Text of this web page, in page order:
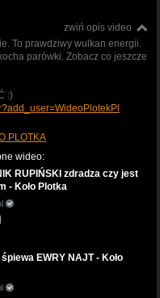
zwiń opis video
To prawdziwy wulkan energii.
parówki. Zobacz co jeszcze
:)
PLOTKA
wideo:
RUPIŃSKI zdradza czy jest
- Koło Plotka
EWRY NAJT - Koło